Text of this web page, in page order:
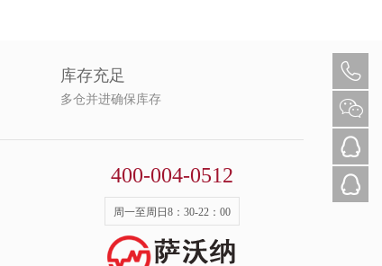
库存充足
多仓并进确保库存
400-004-0512
周一至周日8：30-22：00